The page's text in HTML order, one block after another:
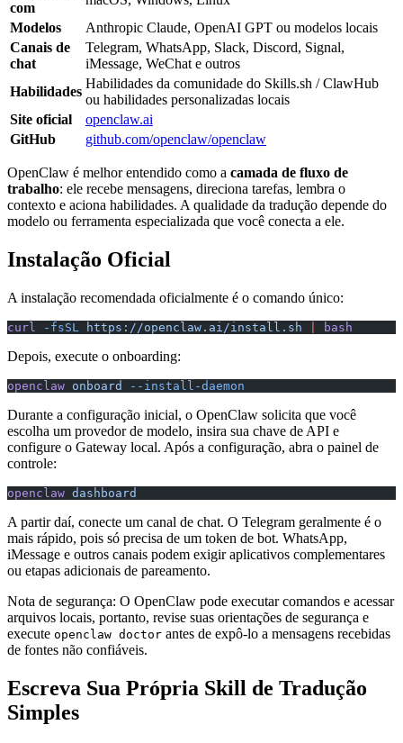
com
Modelos
Anthropic Claude, OpenAI GPT ou modelos locais
Canais de
chat
Telegram, WhatsApp, Slack, Discord, Signal,
iMessage, WeChat e outros
Habilidades
Habilidades da comunidade do Skills.sh / ClawHub
ou habilidades personalizadas locais
Site oficial
openclaw.ai
GitHub
github.com/openclaw/openclaw
OpenClaw é melhor entendido como a camada de fluxo de
trabalho: ele recebe mensagens, direciona tarefas, lembra o
contexto e aciona habilidades. A qualidade da tradução depende do
modelo ou ferramenta especializada que você conecta a ele.
Instalação Oficial
A instalação recomendada oficialmente é o comando único:
curl -fsSL https://openclaw.ai/install.sh bash
Depois, execute o onboarding:
openclaw onboard --install-daemon
Durante a configuração inicial, o OpenClaw solicita que você
escolha um provedor de modelo, insira sua chave de API e
configure o Gateway local. Após a configuração, abra o painel de
controle:
openclaw dashboard
A partir daí, conecte um canal de chat. O Telegram geralmente é o
mais rápido, pois só precisa de um token de bot. WhatsApp,
iMessage e outros canais podem exigir aplicativos complementares
ou etapas adicionais de pareamento.
Nota de segurança: O OpenClaw pode executar comandos e acessar
arquivos locais, portanto, revise suas orientações de segurança e
execute openclaw doctor antes de expô-lo a mensagens recebidas
de fontes não confiáveis.
Escreva Sua Própria Skill de Tradução
Simples